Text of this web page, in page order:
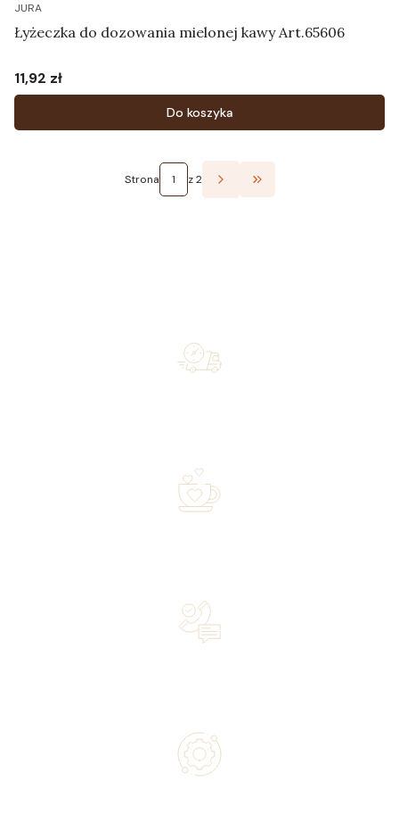
JURA
Łyżeczka do dozowania mielonej kawy Art.65606
Cena
11,92 zł
Do koszyka
Strona z 2 Przejdź do ostatniej